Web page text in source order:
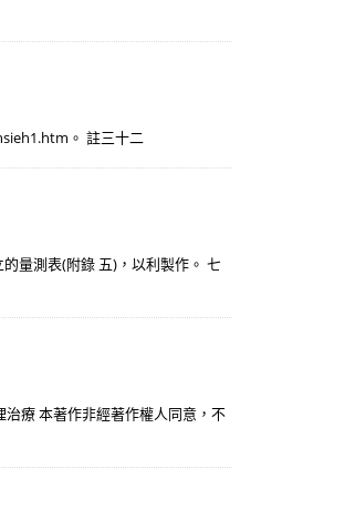
。 註三十二
量測表(附錄 五)，以利製作。 七
療 本著作非經著作權人同意，不